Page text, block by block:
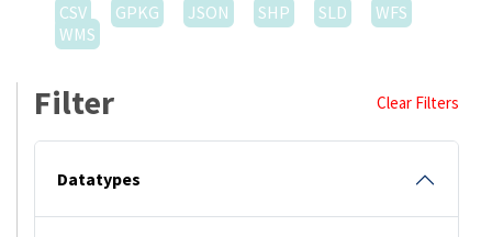
CSV
GPKG JSON SHP SLD
WFS
WMS
Filter Clear Filters
Datatypes